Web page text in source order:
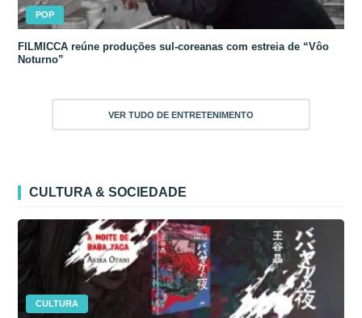
POP
FILMICCA reúne produções sul-coreanas com estreia de “Vôo
Noturno”
VER TUDO DE ENTRETENIMENTO
CULTURA & SOCIEDADE
CULTURA